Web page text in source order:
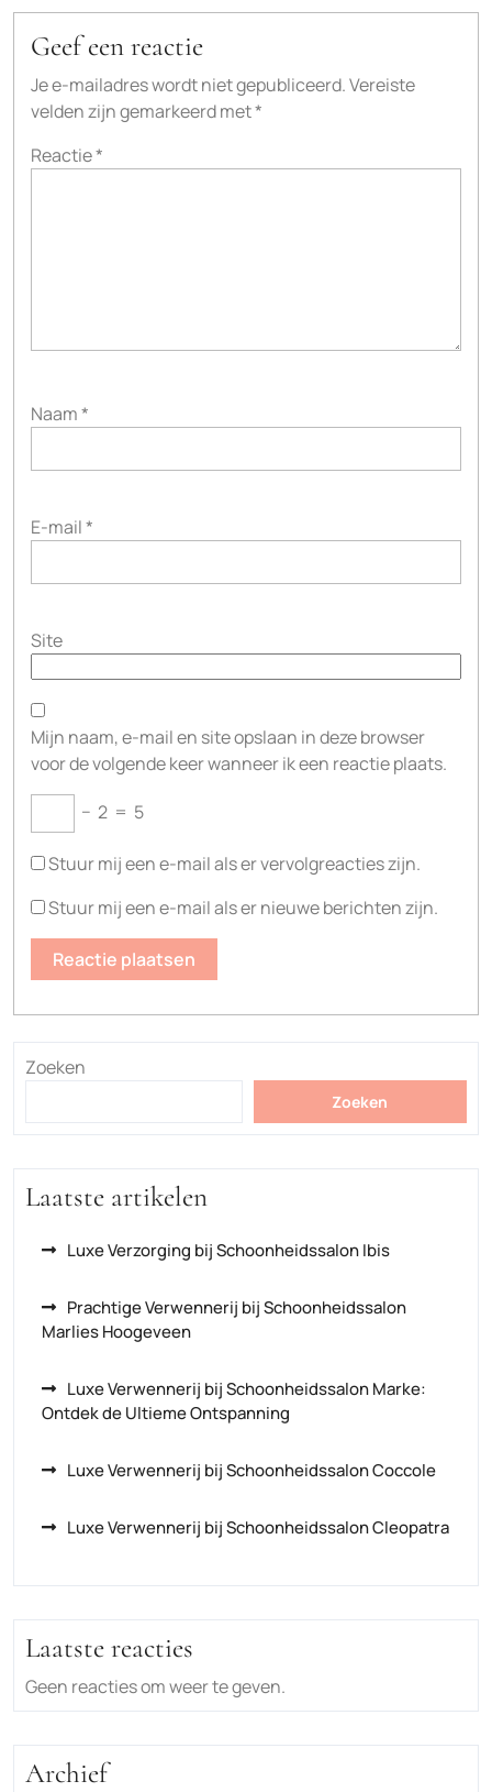
Geef een reactie
Je e-mailadres wordt niet gepubliceerd.Vereiste
velden zijn gemarkeerd met*
Reactie*
Naam*
E-mail*
Site
Mijn naam, e-mail en site opslaan in deze browser
voor de volgende keer wanneer ik een reactie plaats.
− 2 = 5
Stuur mij een e-mail als er vervolgreacties zijn.
Stuur mij een e-mail als er nieuwe berichten zijn.
Zoeken
Zoeken
Laatste artikelen
Luxe Verzorging bij Schoonheidssalon Ibis
Prachtige Verwennerij bij Schoonheidssalon
Marlies Hoogeveen
Luxe Verwennerij bij Schoonheidssalon Marke:
Ontdek de Ultieme Ontspanning
Luxe Verwennerij bij Schoonheidssalon Coccole
Luxe Verwennerij bij Schoonheidssalon Cleopatra
Laatste reacties
Geen reacties om weer te geven.
Archief